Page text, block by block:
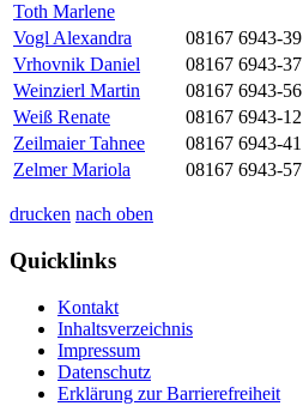
Toth Marlene
Vogl Alexandra
08167 6943-39
Vrhovnik Daniel
08167 6943-37
Weinzierl Martin
08167 6943-56
Weiß Renate
08167 6943-12
Zeilmaier Tahnee
08167 6943-41
Zelmer Mariola
08167 6943-57
drucken nach oben
Quicklinks
Kontakt
Inhaltsverzeichnis
Impressum
Datenschutz
Erklärung zur Barrierefreiheit